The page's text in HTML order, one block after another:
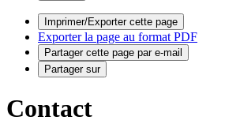
Imprimer/Exporter cette page
Exporter la page au format PDF
Partager cette page par e-mail
Partager sur
Contact